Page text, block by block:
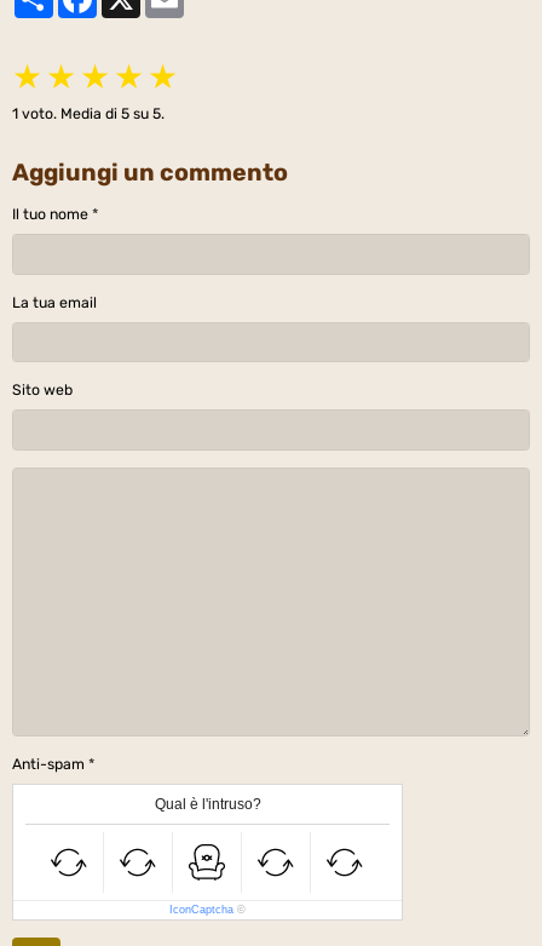
★ ★ ★ ★ ★
1 voto. Media di 5 su 5.
Aggiungi un commento
Il tuo nome
La tua email
Sito web
Anti-spam
Qual è l'intruso?
IconCaptcha ©